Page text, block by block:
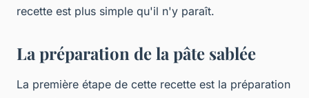
recette est plus simple qu'il n'y paraît.
La préparation de la pâte sablée
La première étape de cette recette est la préparation